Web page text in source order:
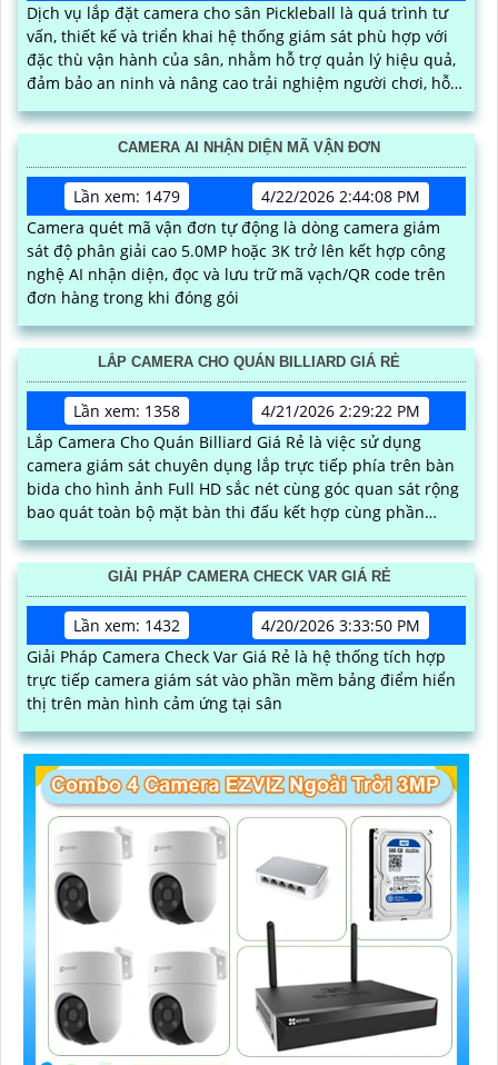
Dịch vụ lắp đặt camera cho sân Pickleball là quá trình tư
vấn, thiết kế và triển khai hệ thống giám sát phù hợp với
đặc thù vận hành của sân, nhằm hỗ trợ quản lý hiệu quả,
đảm bảo an ninh và nâng cao trải nghiệm người chơi, hỗ
facebook
CAMERA AI NHẬN DIỆN MÃ VẬN ĐƠN
Lần xem: 1479
4/22/2026 2:44:08 PM
Camera quét mã vận đơn tự động là dòng camera giám
sát độ phân giải cao 5.0MP hoặc 3K trở lên kết hợp công
nghệ AI nhận diện, đọc và lưu trữ mã vạch/QR code trên
đơn hàng trong khi đóng gói
LẮP CAMERA CHO QUÁN BILLIARD GIÁ RẺ
Lần xem: 1358
4/21/2026 2:29:22 PM
Lắp Camera Cho Quán Billiard Giá Rẻ là việc sử dụng
camera giám sát chuyên dụng lắp trực tiếp phía trên bàn
bida cho hình ảnh Full HD sắc nét cùng góc quan sát rộng
bao quát toàn bộ mặt bàn thi đấu kết hợp cùng phần
dùng
GIẢI PHÁP CAMERA CHECK VAR GIÁ RẺ
Lần xem: 1432
4/20/2026 3:33:50 PM
Giải Pháp Camera Check Var Giá Rẻ là hệ thống tích hợp
trực tiếp camera giám sát vào phần mềm bảng điểm hiển
thị trên màn hình cảm ứng tại sân